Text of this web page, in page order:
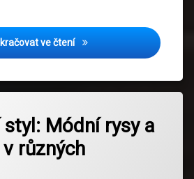
ve čteníManchester United dresy:
Módní rysy a
různých